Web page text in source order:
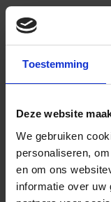
Toestemming
Deze website
We gebruiken
personaliseren,
en om ons
informatie over uw